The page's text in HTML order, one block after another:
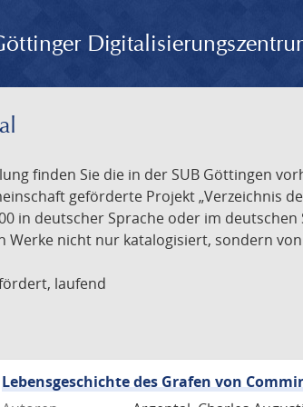
finden Sie die in der SUB Göttingen
geförderte Projekt „Verzeichnis
in deutscher Sprache oder im
Werke nicht nur katalogisiert, sondern
laufend
Lebensgeschichte des Grafen von